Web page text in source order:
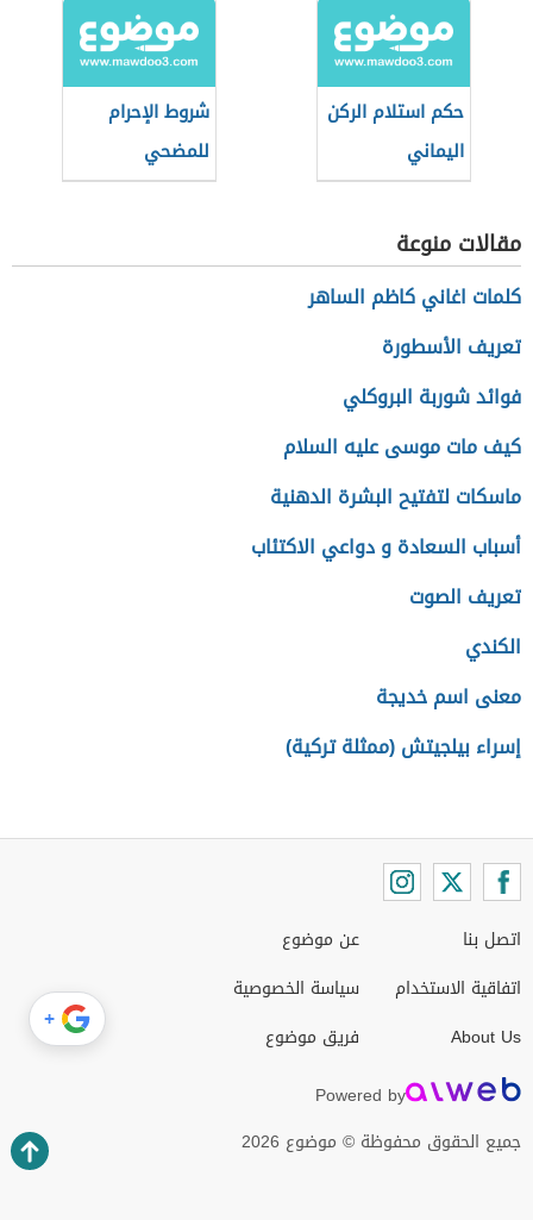
حكم استلام الركن
اليماني
شروط الإحرام
للمضحي
مقالات منوعة
كلمات اغاني كاظم الساهر
تعريف الأسطورة
فوائد شوربة البروكلي
كيف مات موسى عليه السلام
ماسكات لتفتيح البشرة الدهنية
أسباب السعادة و دواعي الاكتئاب
تعريف الصوت
الكندي
معنى اسم خديجة
إسراء بيلجيتش (ممثلة تركية)
اتصل بنا
اتفاقية الاستخدام
About Us
عن موضوع
سياسة الخصوصية
فريق موضوع
Powered by
جميع الحقوق محفوظة © موضوع 2026
+